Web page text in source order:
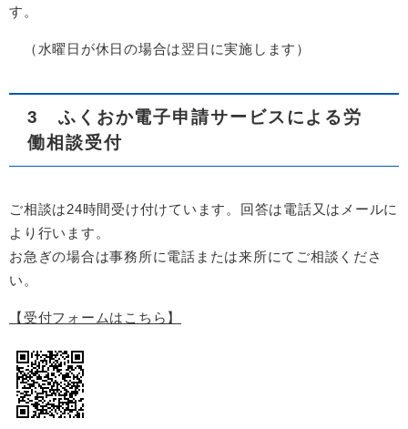
す。
（水曜日が休日の場合は翌日に実施します）
3 ふくおか電子申請サービスによる労
働相談受付
ご相談は24時間受け付けています。回答は電話又はメールに
より行います。
お急ぎの場合は事務所に電話または来所にてご相談くださ
い。
【受付フォームはこちら】